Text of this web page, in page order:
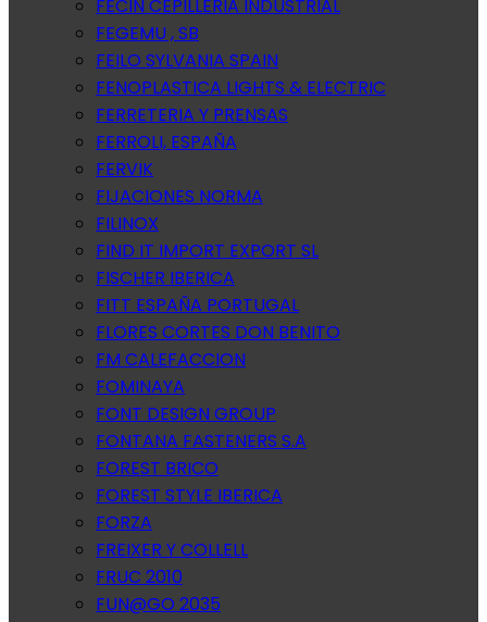
FECIN CEPILLERIA INDUSTRIAL
FEGEMU , SB
FEILO SYLVANIA SPAIN
FENOPLASTICA LIGHTS & ELECTRIC
FERRETERIA Y PRENSAS
FERROLI, ESPAÑA
FERVIK
FIJACIONES NORMA
FILINOX
FIND IT IMPORT EXPORT SL
FISCHER IBERICA
FITT ESPAÑA PORTUGAL
FLORES CORTES DON BENITO
FM CALEFACCION
FOMINAYA
FONT DESIGN GROUP
FONTANA FASTENERS S.A
FOREST BRICO
FOREST STYLE IBERICA
FORZA
FREIXER Y COLLELL
FRUC 2010
FUN@GO 2035